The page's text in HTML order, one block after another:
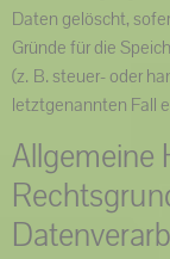
Daten gelöscht,
Gründe für die
(z. B. steuer- oder
letztgenannten Fall
Allgemeine